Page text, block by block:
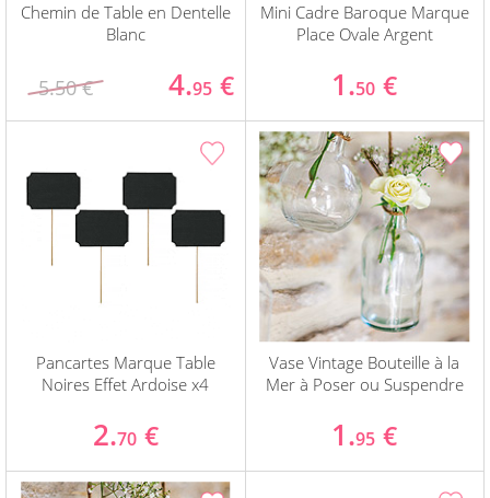
Chemin de Table en Dentelle
Blanc
5.50 € 4.95 €
Mini Cadre Baroque Marque
Place Ovale Argent
1.50 €
Pancartes Marque Table
Noires Effet Ardoise x4
2.70 €
Vase Vintage Bouteille à la
Mer à Poser ou Suspendre
1.95 €